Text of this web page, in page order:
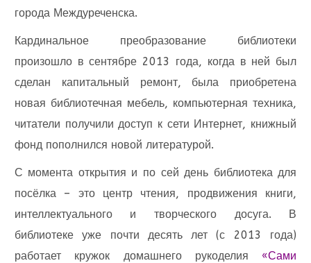
города Междуреченска.
Кардинальное преобразование библиотеки
произошло в сентябре 2013 года, когда в ней был
сделан капитальный ремонт, была приобретена
новая библиотечная мебель, компьютерная техника,
читатели получили доступ к сети Интернет, книжный
фонд пополнился новой литературой.
С момента открытия и по сей день библиотека для
посёлка – это центр чтения, продвижения книги,
интеллектуального и творческого досуга. В
библиотеке уже почти десять лет (с 2013 года)
работает кружок домашнего рукоделия «Сами